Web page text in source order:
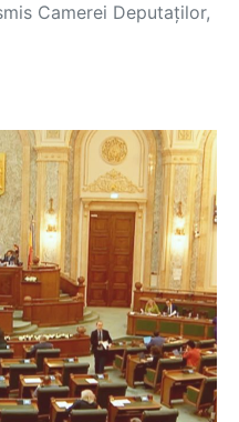
Camerei Deputaților,